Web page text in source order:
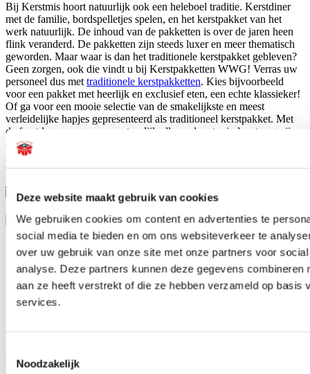
Deze website maakt gebruik van cookies
We gebruiken cookies om content en advertenties te
social media te bieden en om ons websiteverkeer te
over uw gebruik van onze site met onze partners voor
analyse. Deze partners kunnen deze gegevens combineren
aan ze heeft verstrekt of die ze hebben verzameld op basis
services.
Noodzakelijk
Bij Kerstmis hoort natuurlijk ook een heleboel traditie. Kerstdiner
met de familie, bordspelletjes spelen, en het kerstpakket van het
werk natuurlijk. De inhoud van de pakketten is over de jaren heen
flink veranderd. De pakketten zijn steeds luxer en meer thematisch
geworden. Maar waar is dan het traditionele kerstpakket gebleven?
Geen zorgen, ook die vindt u bij Kerstpakketten WWG! Verras uw
personeel dus met traditionele kerstpakketten. Kies bijvoorbeeld
voor een pakket met heerlijk en exclusief eten, een echte klassieker!
Of ga voor een mooie selectie van de smakelijkste en meest
verleidelijke hapjes gepresenteerd als traditioneel kerstpakket. Met
de feestdagen mogen we natuurlijk allemaal wat minder streng zijn
als het gaat om de calorieën! Met een traditioneel cadeaupakket
geeft u uw werknemers aan het einde van het jaar een echt originele
traktatie!
Traditionele kerstpakketten
Originele volumineuze pakketten
Kerstpakketten voor ieder budget
Zelf pakket samenstellen is mogelijk
15 jaar ervaring als pakketsamensteller
De beste service en maatwerk bij